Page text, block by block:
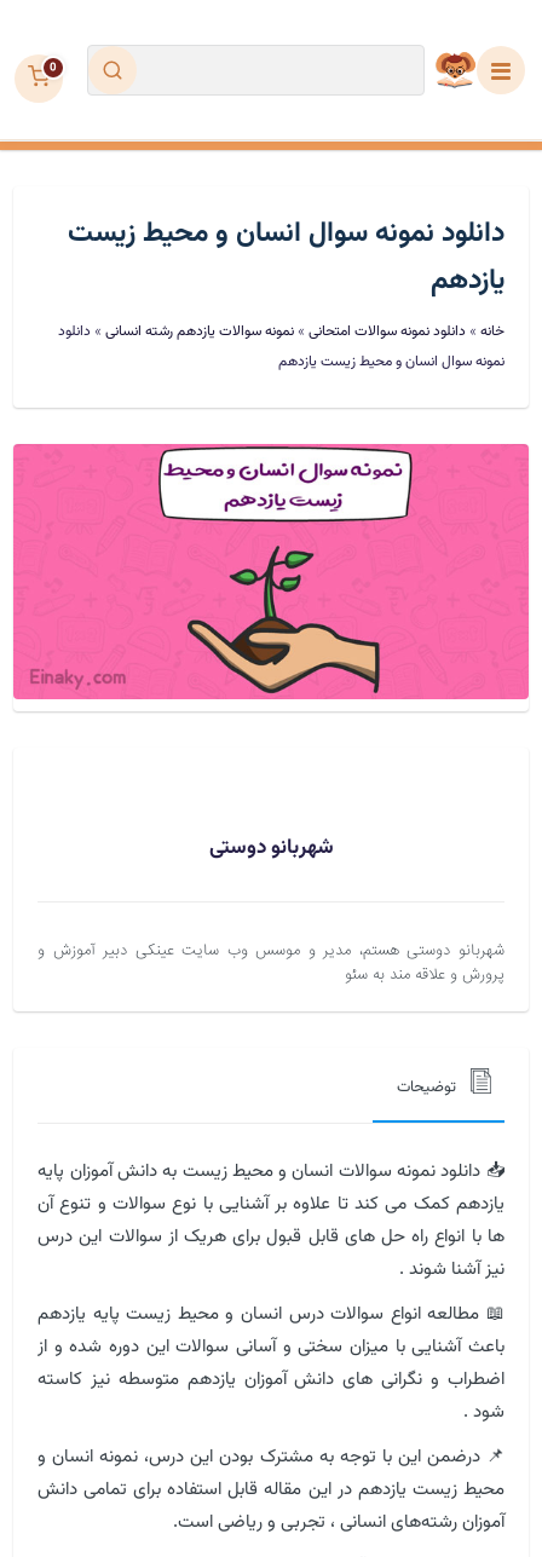
0
دیکته
تمرین و آزمون
فروشگاه
دانلود نمونه سوال انسان و محیط زیست
یازدهم
خانه»دانلود نمونه سوالات امتحانی»نمونه سوالات یازدهم رشته انسانی»دانلود
نمونه سوال انسان و محیط زیست یازدهم
شهربانو دوستی
شهربانو دوستی هستم، مدیر و موسس وب سایت عینکی دبیر آموزش و
پرورش و علاقه مند به سئو
توضیحات
📥 دانلود نمونه سوالات انسان و محیط زیست به دانش آموزان پایه
یازدهم کمک می کند تا علاوه بر آشنایی با نوع سوالات و تنوع آن
ها با انواع راه حل های قابل قبول برای هریک از سوالات این درس
نیز آشنا شوند .
📖 مطالعه انواع سوالات درس انسان و محیط زیست ​​پایه یازدهم
باعث آشنایی با میزان سختی و آسانی سوالات این دوره شده و از
اضطراب و نگرانی های دانش آموزان یازدهم متوسطه نیز کاسته
شود .
📌 درضمن این با توجه به مشترک بودن این درس، نمونه انسان و
محیط زیست یازدهم در این مقاله قابل استفاده برای تمامی دانش
آموزان رشته‌های انسانی ، تجربی و ریاضی است.